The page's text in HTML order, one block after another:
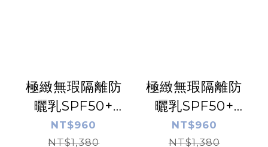
極緻無瑕隔離防
曬乳SPF50+
☆☆☆ 【清透
NT$960
NT$1,380
極緻無瑕隔離防
曬乳SPF50+
☆☆☆☆
NT$960
NT$1,380